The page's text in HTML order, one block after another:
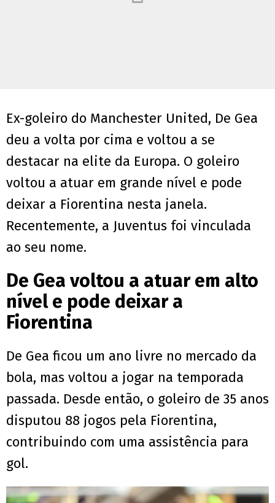
Ex-goleiro do Manchester United, De Gea
deu a volta por cima e voltou a se
destacar na elite da Europa. O goleiro
voltou a atuar em grande nível e pode
deixar a Fiorentina nesta janela.
Recentemente, a Juventus foi vinculada
ao seu nome.
De Gea voltou a atuar em alto
nível e pode deixar a
Fiorentina
De Gea ficou um ano livre no mercado da
bola, mas voltou a jogar na temporada
passada. Desde então, o goleiro de 35 anos
disputou 88 jogos pela Fiorentina,
contribuindo com uma assistência para
gol.